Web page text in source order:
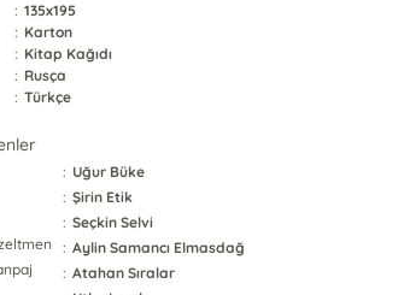
: 135x195
: Karton
: Kitap Kağıdı
: Rusça
: Türkçe
: Uğur Büke
: Şirin Etik
: Seçkin Selvi
: Aylin Samancı Elmasdağ
: Atahan Sıralar